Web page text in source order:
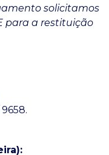
solicitamos
para a restituição